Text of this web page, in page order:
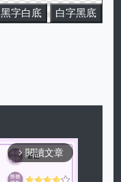
黑字白底 白字黑底
arrow_forward_ios 閱讀文章